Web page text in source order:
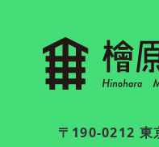
〒190-0212 東